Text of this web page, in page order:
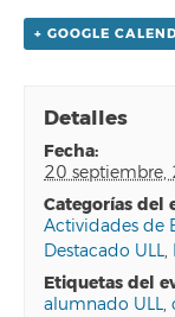
+ GOOGLE
Detalles
fecha:
20 septiembre,
categorías del
Actividades de
Destacado ULL,
etiquetas del
alumnado ULL,